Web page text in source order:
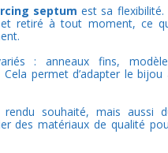
septum est sa flexibilité.
retiré à tout moment, ce
: anneaux fins,
permet d’adapter le bijou
souhaité, mais aussi
des matériaux de qualité